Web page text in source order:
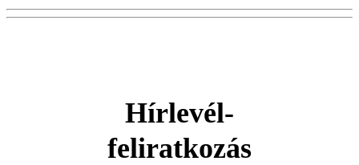
Hírlevél-
feliratkozás